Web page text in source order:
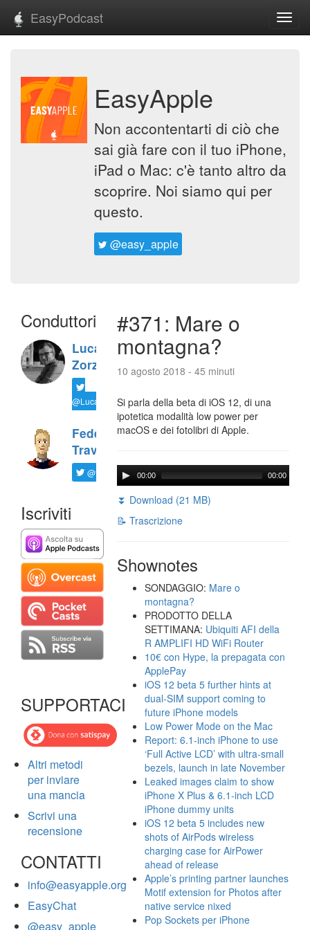
EasyPodcast
EasyApple
Non accontentarti di ciò che
sai già fare con il tuo iPhone,
iPad o Mac: c'è tanto altro da
scoprire. Noi siamo qui per
questo.
@easy_apple
Conduttori
Luca
Zorzi
@LucaTNT
Federico
Travaini
@ftrava
Iscriviti
SUPPORTACI
Altri metodi
per inviare
una mancia
Scrivi una
recensione
CONTATTI
info@easyapple.org
EasyChat
@easy_apple
#371: Mare o
montagna?
10 agosto 2018 - 45 minuti
Si parla della beta di iOS 12, di una
ipotetica modalità low power per
macOS e dei fotolibri di Apple.
00:00 00:00
⏬ Download (21 MB)
📝 Trascrizione
Shownotes
SONDAGGIO: Mare o
montagna?
PRODOTTO DELLA
SETTIMANA: Ubiquiti AFI della
R AMPLIFI HD WiFi Router
10€ con Hype, la prepagata con
ApplePay
iOS 12 beta 5 further hints at
dual-SIM support coming to
future iPhone models
Low Power Mode on the Mac
Report: 6.1-inch iPhone to use
‘Full Active LCD’ with ultra-small
bezels, launch in late November
Leaked images claim to show
iPhone X Plus & 6.1-inch LCD
iPhone dummy units
iOS 12 beta 5 includes new
shots of AirPods wireless
charging case for AirPower
ahead of release
Apple’s printing partner launches
Motif extension for Photos after
native service nixed
Pop Sockets per iPhone